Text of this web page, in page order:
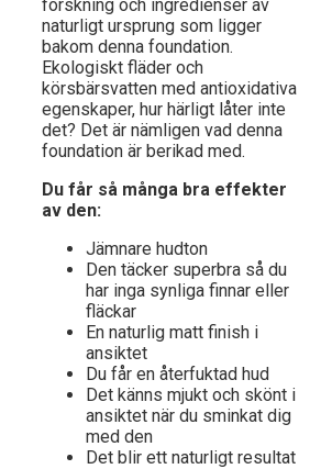
forskning och ingredienser av
naturligt ursprung som ligger
bakom denna foundation.
Ekologiskt fläder och
körsbärsvatten med antioxidativa
egenskaper, hur härligt låter inte
det? Det är nämligen vad denna
foundation är berikad med.
Du får så många bra effekter
av den:
Jämnare hudton
Den täcker superbra så du
har inga synliga finnar eller
fläckar
En naturlig matt finish i
ansiktet
Du får en återfuktad hud
Det känns mjukt och skönt i
ansiktet när du sminkat dig
med den
Det blir ett naturligt resultat